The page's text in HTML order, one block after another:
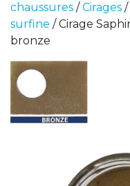
chaussures /Cirages /
surfine / Cirage
bronze